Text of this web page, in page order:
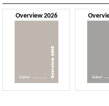
Overview 2026